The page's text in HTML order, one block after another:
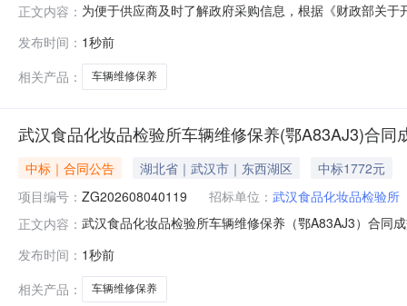
正文内容： 为便于供应商及时了解政府采购信息，根据《财政部关
合政府采购要求及相关规定0.7000002026年10月无本次
政府2026年
发布时间： 1秒前
相关产品：
车辆维修保养
武汉食品化妆品检验所车辆维修保养(鄂A83AJ3)合同
中标｜合同公告 湖北省｜武汉市｜东西湖区
中标1772元
项目编号： ZG202608040119 招标单位： 武汉食品化妆品检验所
正文内容： 武汉食品化妆品检验所车辆维修保养（鄂A83AJ3）合同
采购单位联系电话：027-82353132成交供应商名称：武
发布时间： 1秒前
相关产品：
车辆维修保养